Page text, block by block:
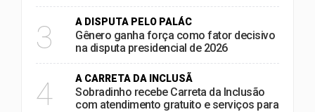
3 A DISPUTA PELO PALÁC
Gênero ganha força como fator decisivo
na disputa presidencial de 2026
4 A CARRETA DA INCLUSÃ
Sobradinho recebe Carreta da Inclusão
com atendimento gratuito e serviços para